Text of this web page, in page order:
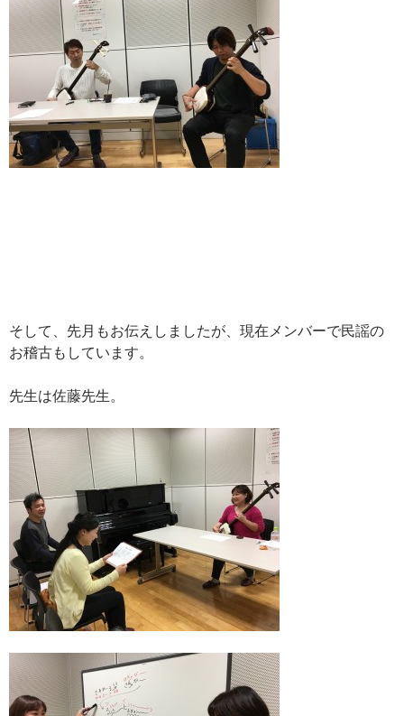
そして、先月もお伝えしましたが、現在メンバーで民謡の
お稽古もしています。
先生は佐藤先生。